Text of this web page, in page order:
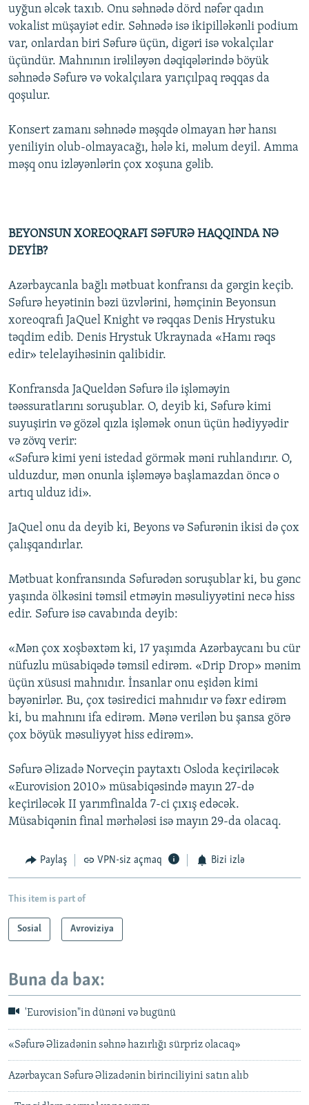
uyğun əlcək taxıb. Onu səhnədə dörd nəfər qadın
vokalist müşayiət edir. Səhnədə isə ikipilləkənli podium
var, onlardan biri Səfurə üçün, digəri isə vokalçılar
üçündür. Mahnının irəliləyən dəqiqələrində böyük
səhnədə Səfurə və vokalçılara yarıçılpaq rəqqas da
qoşulur.
Konsert zamanı səhnədə məşqdə olmayan hər hansı
yeniliyin olub-olmayacağı, hələ ki, məlum deyil. Amma
məşq onu izləyənlərin çox xoşuna gəlib.
BEYONSUN XOREOQRAFI SƏFURƏ HAQQINDA NƏ
DEYİB?
Azərbaycanla bağlı mətbuat konfransı da gərgin keçib.
Səfurə heyətinin bəzi üzvlərini, həmçinin Beyonsun
xoreoqrafı JaQuel Knight və rəqqas Denis Hrystuku
təqdim edib. Denis Hrystuk Ukraynada «Hamı rəqs
edir» telelayihəsinin qalibidir.
Konfransda JaQueldən Səfurə ilə işləməyin
təəssuratlarını soruşublar. O, deyib ki, Səfurə kimi
suyuşirin və gözəl qızla işləmək onun üçün hədiyyədir
və zövq verir:
«Səfurə kimi yeni istedad görmək məni ruhlandırır. O,
ulduzdur, mən onunla işləməyə başlamazdan öncə o
artıq ulduz idi».
JaQuel onu da deyib ki, Beyons və Səfurənin ikisi də çox
çalışqandırlar.
Mətbuat konfransında Səfurədən soruşublar ki, bu gənc
yaşında ölkəsini təmsil etməyin məsuliyyətini necə hiss
edir. Səfurə isə cavabında deyib:
«Mən çox xoşbəxtəm ki, 17 yaşımda Azərbaycanı bu cür
nüfuzlu müsabiqədə təmsil edirəm. «Drip Drop» mənim
üçün xüsusi mahnıdır. İnsanlar onu eşidən kimi
bəyənirlər. Bu, çox təsiredici mahnıdır və fəxr edirəm
ki, bu mahnını ifa edirəm. Mənə verilən bu şansa görə
çox böyük məsuliyyət hiss edirəm».
Səfurə Əlizadə Norveçin paytaxtı Osloda keçiriləcək
«Eurovision 2010» müsabiqəsində mayın 27-də
keçiriləcək II yarımfinalda 7-ci çıxış edəcək.
Müsabiqənin final mərhələsi isə mayın 29-da olacaq.
Paylaş VPN-siz açmaq Bizi izlə
This item is part of
Sosial Avroviziya
Buna da bax:
'Eurovision"in dünəni və bugünü
«Səfurə Əlizadənin səhnə hazırlığı sürpriz olacaq»
Azərbaycan Səfurə Əlizadənin birinciliyini satın alıb